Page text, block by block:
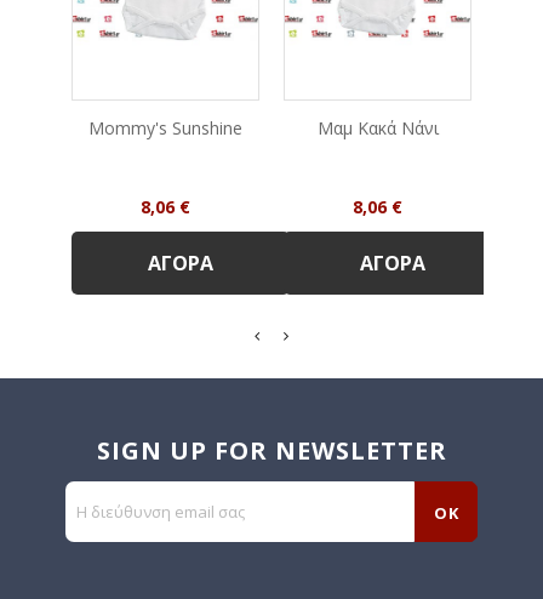
Mommy's Sunshine
Τιμή
8,06 €
ΑΓΟΡΆ
Μαμ Κακά Νάνι
Τιμή
8,06 €
ΑΓΟΡΆ
SIGN UP FOR NEWSLETTER